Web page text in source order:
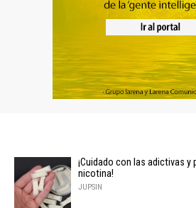
¡Cuidado con las adictivas
nicotina!
JUPSIN